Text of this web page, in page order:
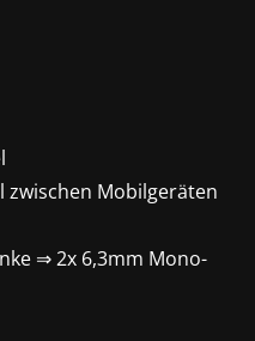
zwischen Mobilgeräten
⇒ 2x 6,3mm Mono-